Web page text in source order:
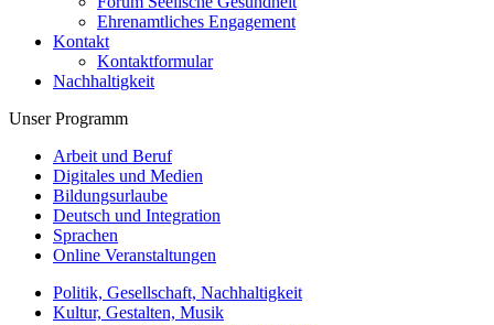
Ehrenamtliches Engagement
Kontakt
Kontaktformular
Nachhaltigkeit
Unser Programm
Arbeit und Beruf
Digitales und Medien
Bildungsurlaube
Deutsch und Integration
Sprachen
Online Veranstaltungen
Politik, Gesellschaft, Nachhaltigkeit
Kultur, Gestalten, Musik